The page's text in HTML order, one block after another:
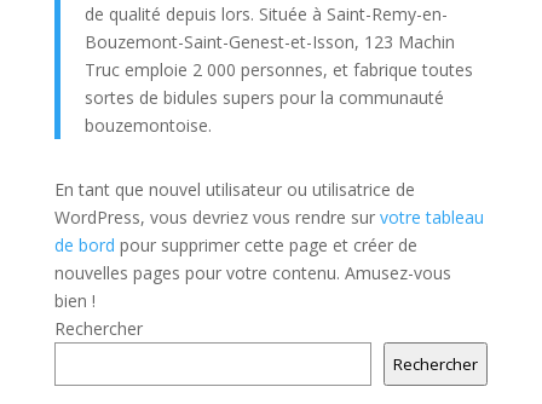
de qualité depuis lors. Située à Saint-Remy-en-
Bouzemont-Saint-Genest-et-Isson, 123 Machin
Truc emploie 2 000 personnes, et fabrique toutes
sortes de bidules supers pour la communauté
bouzemontoise.
En tant que nouvel utilisateur ou utilisatrice de
WordPress, vous devriez vous rendre sur votre tableau
de bord pour supprimer cette page et créer de
nouvelles pages pour votre contenu. Amusez-vous
bien !
Rechercher
Rechercher